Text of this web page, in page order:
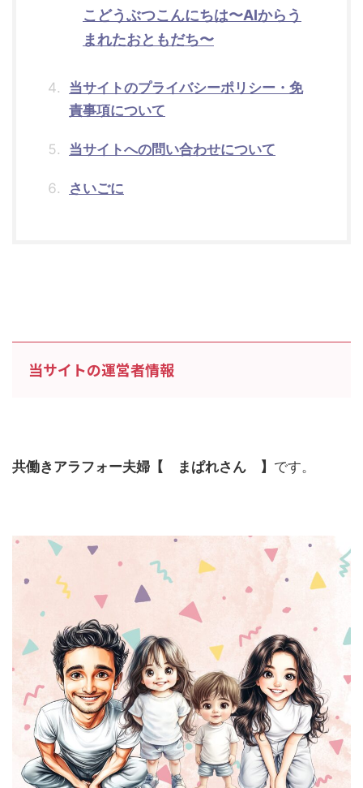
こどうぶつこんにちは〜AIからう
まれたおともだち〜
当サイトのプライバシーポリシー・免
責事項について
当サイトへの問い合わせについて
さいごに
当サイトの運営者情報
共働きアラフォー夫婦【 まぱれさん 】 です。